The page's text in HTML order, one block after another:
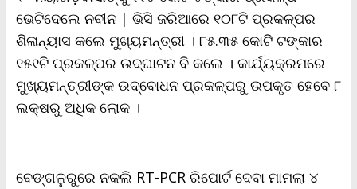
o
k
r
p
p
n
k
r
i
e
n
d
l
ଭେଟିଦେଲେ ନବୀନ | ଭିସି ଜରିଆରେ ୧୦୮ଟି ପ୍ରକଳ୍ପର
ଶିଳାନ୍ୟାସ କଲେ ମୁଖ୍ୟମନ୍ତ୍ରୀ । ୮୫.୩୫ କୋଟି ଟଙ୍କାର
୧୫୧ଟି ପ୍ରକଳ୍ପର ଉଦ୍‌ଘାଟନ ବି କଲେ । କାର୍ଯ୍ୟକ୍ରମରେ
ମୁଖ୍ୟମନ୍ତ୍ରୀଙ୍କ ଉଦ୍‌ବୋଧନ ପ୍ରକଳ୍ପରୁ ଉପକୃତ ହେବେ ୮
ଲକ୍ଷରୁ ଅଧିକ ଲୋକ ।
ବେଙ୍ଗଳୁରୁରେ ନକଲି RT-PCR ରିପୋର୍ଟ ଦେବା ମାମଲା ୪